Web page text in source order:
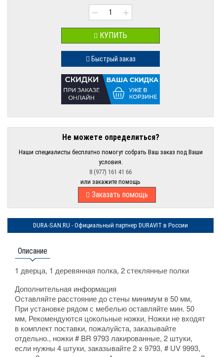
− +
КУПИТЬ
Быстрый заказ
Не можете определиться?
Наши специалисты бесплатно помогут собрать Ваш заказ под Ваши
условия.
8 (977) 161 41 66
или закажите помощь
Заказать помощь
DURA-SAN.RU - Официальный партнер DURAVIT в России
Описание
1 дверца, 1 деревянная полка, 2 стеклянные полки
Дополнительная информация
Оставляйте расстояние до стены минимум в 50 мм,
При установке рядом с мебелью оставляйте мин. 50
мм, Рекомендуются цокольные ножки, Ножки не входят
в комплект поставки, пожалуйста, заказывайте
отдельно., ножки # BR 9793 лакированные, 2 штуки,
если нужны 4 штуки, заказывайте 2 х 9793, # UV 9993,